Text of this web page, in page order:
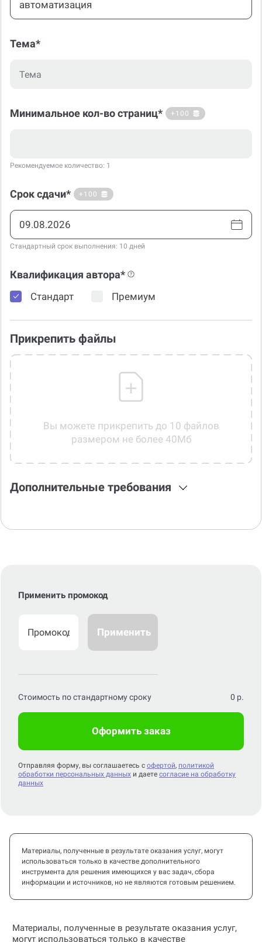
Тема*
Минимальное кол-во страниц* +100
Рекомендуемое количество: 1
Срок сдачи* +100
Стандартный срок выполнения: 10 дней
Квалификация автора*
Стандарт Премиум
Прикрепить файлы
Вы можете прикрепить до 10 файлов
размером не более 40Мб
Дополнительные требования
Применить промокод
Применить
Стоимость по стандартному сроку 0 р.
Оформить заказ
Отправляя форму, вы соглашаетесь с офертой, политикой
обработки персональных данных и даете согласие на обработку
данных
Материалы, полученные в результате оказания услуг, могут
использоваться только в качестве дополнительного
инструмента для решения имеющихся у вас задач, сбора
информации и источников, но не являются готовым решением.
Материалы, полученные в результате оказания услуг,
могут использоваться только в качестве